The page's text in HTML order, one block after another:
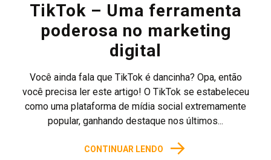
TikTok – Uma ferramenta
poderosa no marketing
digital
Você ainda fala que TikTok é dancinha? Opa, então
você precisa ler este artigo! O TikTok se estabeleceu
como uma plataforma de mídia social extremamente
popular, ganhando destaque nos últimos...
CONTINUAR LENDO →